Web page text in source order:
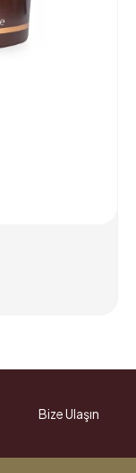
Bize Ulaşın